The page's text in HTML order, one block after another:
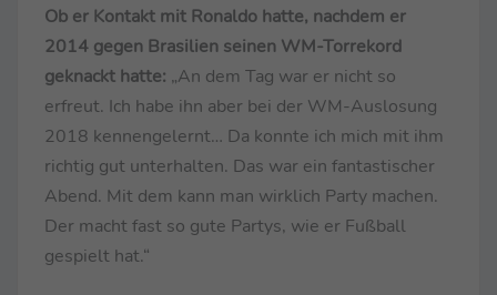
Ob er Kontakt mit Ronaldo hatte, nachdem er
2014 gegen Brasilien seinen WM-Torrekord
geknackt hatte: „An dem Tag war er nicht so
erfreut. Ich habe ihn aber bei der WM-Auslosung
2018 kennengelernt… Da konnte ich mich mit ihm
richtig gut unterhalten. Das war ein fantastischer
Abend. Mit dem kann man wirklich Party machen.
Der macht fast so gute Partys, wie er Fußball
gespielt hat.“